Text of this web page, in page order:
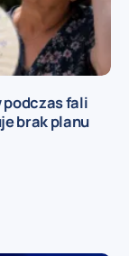
podczas fali
brak planu